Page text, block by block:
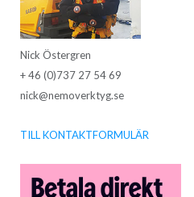
Nick Östergren
+ 46 (0)737 27 54 69
nick@nemoverktyg.se
TILL KONTAKTFORMULÄR